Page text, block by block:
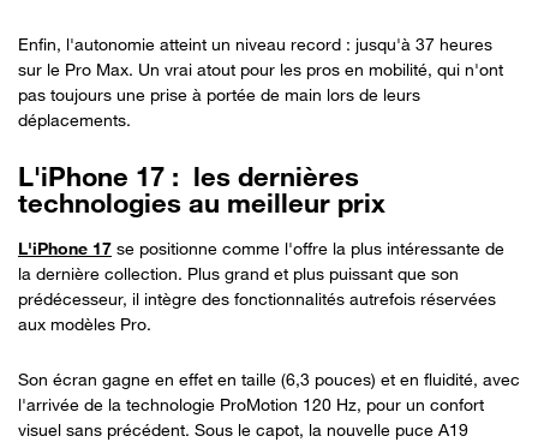
Enfin, l'autonomie atteint un niveau record : jusqu'à 37 heures
sur le Pro Max. Un vrai atout pour les pros en mobilité, qui n'ont
pas toujours une prise à portée de main lors de leurs
déplacements.
L'iPhone 17 : les dernières
technologies au meilleur prix
L'iPhone 17 se positionne comme l'offre la plus intéressante de
la dernière collection. Plus grand et plus puissant que son
prédécesseur, il intègre des fonctionnalités autrefois réservées
aux modèles Pro.
Son écran gagne en effet en taille (6,3 pouces) et en fluidité, avec
l'arrivée de la technologie ProMotion 120 Hz, pour un confort
visuel sans précédent. Sous le capot, la nouvelle puce A19